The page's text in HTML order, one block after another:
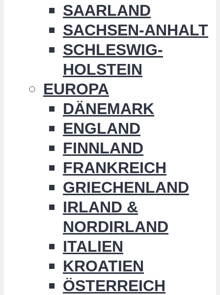
SAARLAND
SACHSEN-ANHALT
SCHLESWIG-
HOLSTEIN
EUROPA
DÄNEMARK
ENGLAND
FINNLAND
FRANKREICH
GRIECHENLAND
IRLAND &
NORDIRLAND
ITALIEN
KROATIEN
ÖSTERREICH